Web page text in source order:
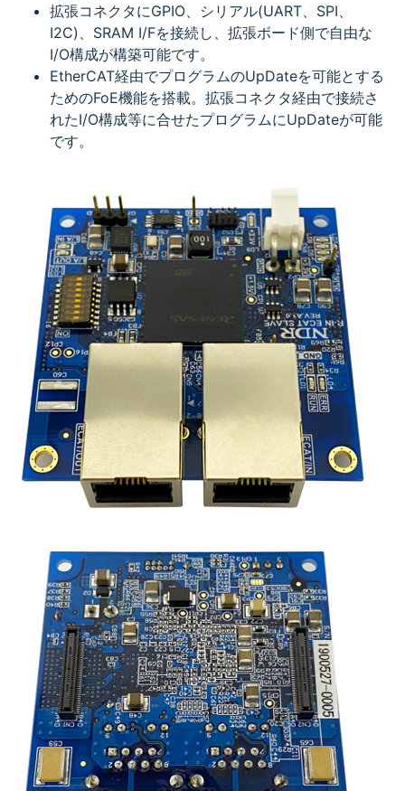
拡張コネクタにGPIO、シリアル(UART、SPI、
I2C)、SRAM I/Fを接続し、拡張ボード側で自由な
I/O構成が構築可能です。
EtherCAT経由でプログラムのUpDateを可能とする
ためのFoE機能を搭載。拡張コネクタ経由で接続さ
れたI/O構成等に合せたプログラムにUpDateが可能
です。